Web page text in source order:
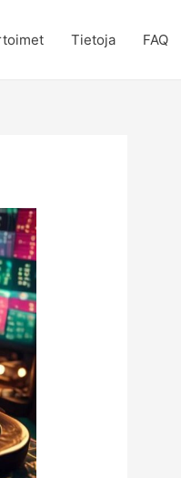
Tietoja FAQ